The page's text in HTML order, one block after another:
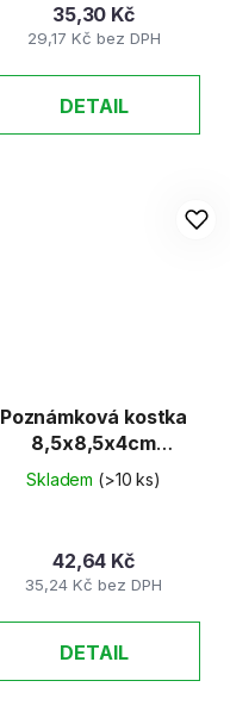
29,17 Kč bez DPH
35,30 Kč
DETAIL
Poznámková kostka
8,5x8,5x4cm
nelepená barevná
Skladem (>10 ks)
35,24 Kč bez DPH
42,64 Kč
DETAIL